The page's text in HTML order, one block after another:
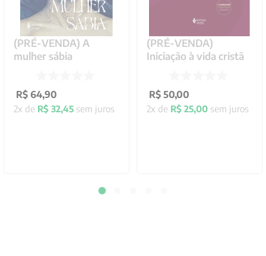
(PRÉ-VENDA) A
mulher sábia
R$ 64,90
2x de R$ 32,45 sem juros
(PRÉ-VENDA)
Iniciação à vida cristã
R$ 50,00
2x de R$ 25,00 sem juros